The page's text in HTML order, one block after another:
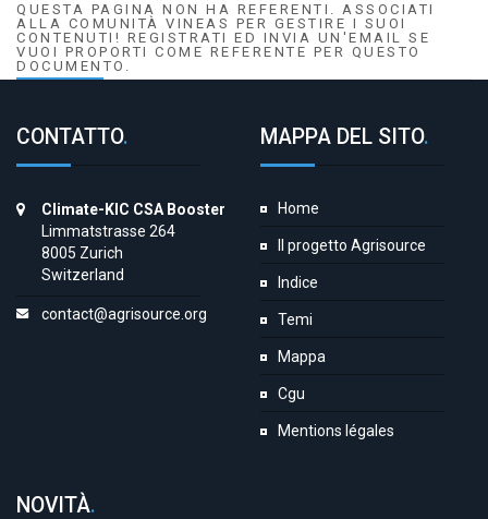
QUESTA PAGINA NON HA REFERENTI. ASSOCIATI
ALLA COMUNITÀ VINEAS PER GESTIRE I SUOI
CONTENUTI! REGISTRATI ED INVIA UN'EMAIL SE
VUOI PROPORTI COME REFERENTE PER QUESTO
DOCUMENTO.
CONTATTO.
Climate-KIC CSA Booster
Limmatstrasse 264
8005 Zurich
Switzerland
contact@agrisource.org
MAPPA DEL SITO.
Home
Il progetto Agrisource
Indice
Temi
Mappa
Cgu
Mentions légales
NOVITÀ.